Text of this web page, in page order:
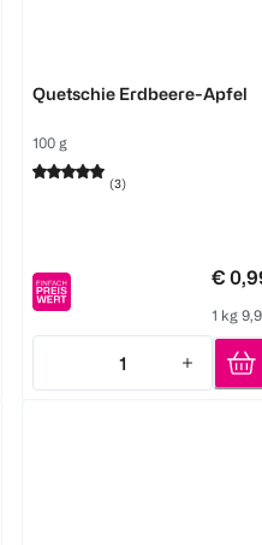
Quetschie Erdbeere-Apfel
100 g
(3)
€
1 kg
1
Quantity: 1